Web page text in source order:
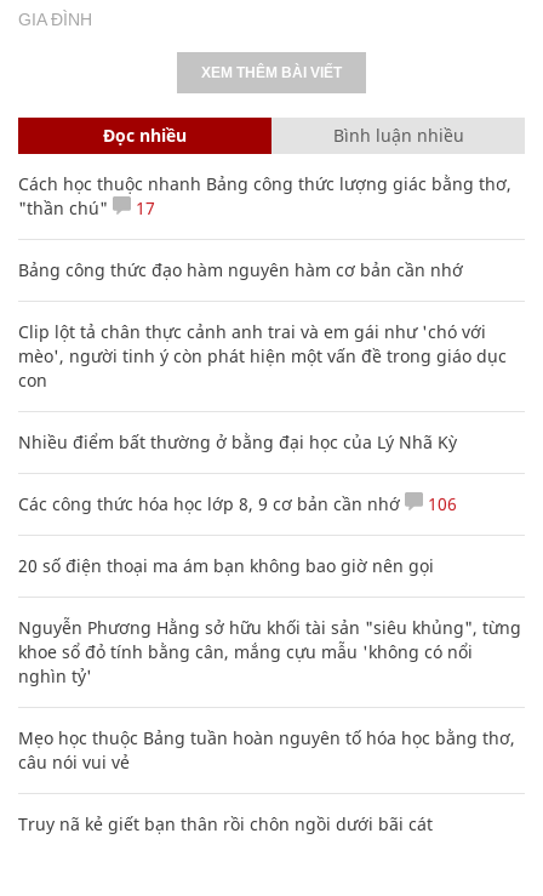
GIA ĐÌNH
XEM THÊM BÀI VIẾT
Đọc nhiều Bình luận nhiều
Cách học thuộc nhanh Bảng công thức lượng giác bằng thơ,
"thần chú"
17
Bảng công thức đạo hàm nguyên hàm cơ bản cần nhớ
Clip lột tả chân thực cảnh anh trai và em gái như 'chó với
mèo', người tinh ý còn phát hiện một vấn đề trong giáo dục
con
Nhiều điểm bất thường ở bằng đại học của Lý Nhã Kỳ
Các công thức hóa học lớp 8, 9 cơ bản cần nhớ 106
20 số điện thoại ma ám bạn không bao giờ nên gọi
Nguyễn Phương Hằng sở hữu khối tài sản "siêu khủng", từng
khoe sổ đỏ tính bằng cân, mắng cựu mẫu 'không có nổi
nghìn tỷ'
Mẹo học thuộc Bảng tuần hoàn nguyên tố hóa học bằng thơ,
câu nói vui vẻ
Truy nã kẻ giết bạn thân rồi chôn ngồi dưới bãi cát